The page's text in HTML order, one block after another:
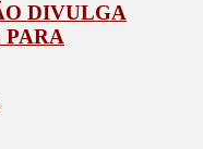
DIVULGA
PARA